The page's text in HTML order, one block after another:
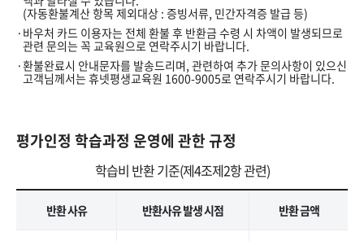
(자동환불계산 항목 제외대상 : 증빙서류, 민간자격증 발급 등)
바우처 카드 이용자는 전체 환불 후 반환금 수령 시 차액이 발생되므로
관련 문의는 꼭 교육원으로 연락주시기 바랍니다.
환불완료시 안내문자를 발송드리며, 관련하여 추가 문의사항이 있으신
고객님께서는 휴넷평생교육원 1600-9005로 연락주시기 바랍니다.
평가인정 학습과정 운영에 관한 규정
학습비 반환 기준(제4조제2항 관련)
반환 사유 반환사유 발생 시점 반환 금액